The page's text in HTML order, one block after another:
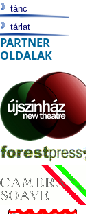
tánc
tárlat
PARTNER
OLDALAK